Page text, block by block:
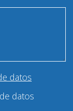
datos
datos